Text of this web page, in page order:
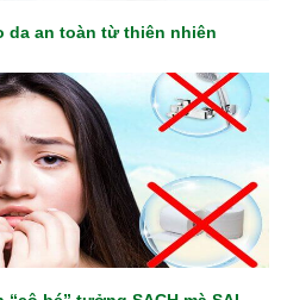
da an toàn từ thiên nhiên